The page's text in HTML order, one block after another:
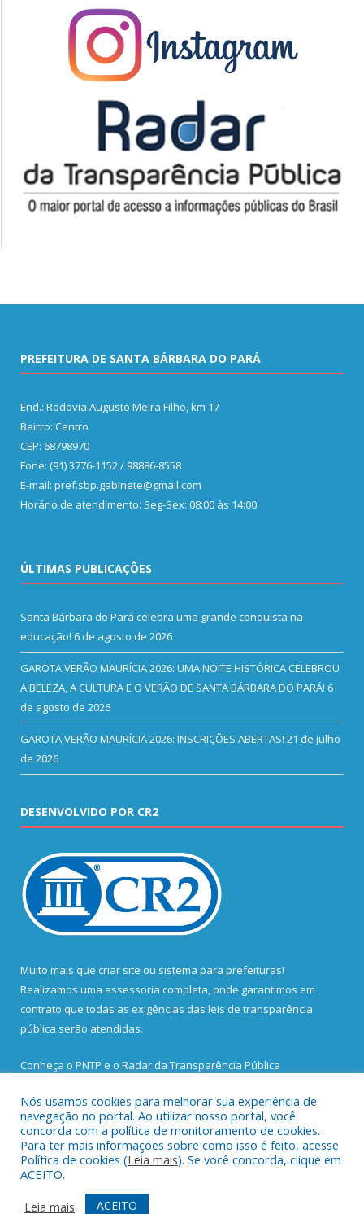
PREFEITURA DE SANTA BÁRBARA DO PARÁ
End.: Rodovia Augusto Meira Filho, km 17
Bairro: Centro
CEP: 68798970
Fone: (91) 3776-1152 / 98886-8558
E-mail: pref.sbp.gabinete@gmail.com
Horário de atendimento: Seg-Sex: 08:00 às 14:00
ÚLTIMAS PUBLICAÇÕES
Santa Bárbara do Pará celebra uma grande conquista na
educação! 6 de agosto de 2026
GAROTA VERÃO MAURÍCIA 2026: UMA NOITE HISTÓRICA CELEBROU
A BELEZA, A CULTURA E O VERÃO DE SANTA BÁRBARA DO PARÁ! 6
de agosto de 2026
GAROTA VERÃO MAURÍCIA 2026: INSCRIÇÕES ABERTAS! 21 de julho
de 2026
DESENVOLVIDO POR CR2
Muito mais que criar site ou sistema para prefeituras!
Realizamos uma assessoria completa, onde garantimos em
contrato que todas as exigências das leis de transparência
pública serão atendidas.
Conheça o PNTP e o Radar da Transparência Pública
Todos os direitos reservados a Prefeitura Municipal de Santa
Bárbara do Pará.
Mapa do Site
Acessar Área Administrativa
Nós usamos cookies para melhorar sua experiência de
navegação no portal. Ao utilizar nosso portal, você
concorda com a política de monitoramento de cookies.
Para ter mais informações sobre como isso é feito, acesse
Política de cookies (Leia mais). Se você concorda, clique em
ACEITO.
Leia mais
ACEITO